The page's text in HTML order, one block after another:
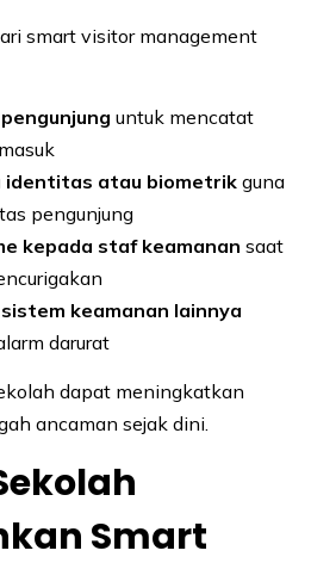
smart visitor management
untuk mencatat
identitas atau biometrik guna
pengunjung
kepada staf keamanan saat
keamanan lainnya
darurat
dapat meningkatkan
ancaman sejak dini.
Smart